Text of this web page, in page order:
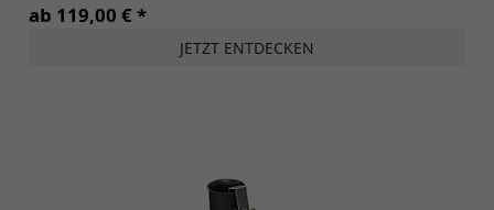
ab 119,00 € *
JETZT ENTDECKEN